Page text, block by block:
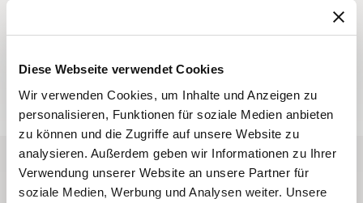
Diese Webseite verwendet Cookies
Wir verwenden Cookies, um Inhalte und Anzeigen zu
personalisieren, Funktionen für soziale Medien anbieten
zu können und die Zugriffe auf unsere Website zu
analysieren. Außerdem geben wir Informationen zu Ihrer
Verwendung unserer Website an unsere Partner für
soziale Medien, Werbung und Analysen weiter. Unsere
lebendig halten, und werden über alle Neuheiten